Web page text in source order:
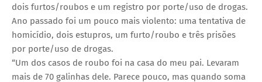
dois furtos/roubos e um registro por porte/uso de drogas.
Ano passado foi um pouco mais violento: uma tentativa de
homicídio, dois estupros, um furto/roubo e três prisões
por porte/uso de drogas.
“Um dos casos de roubo foi na casa do meu pai. Levaram
mais de 70 galinhas dele. Parece pouco, mas quando soma